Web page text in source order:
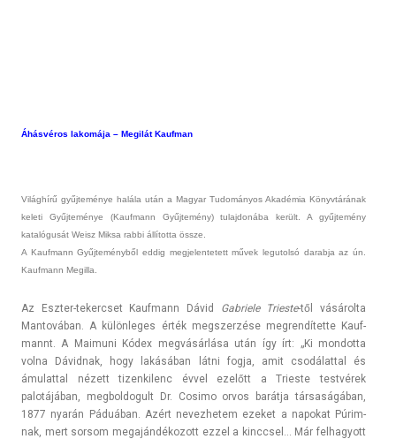
Áhásvéros lakomája – Megilát Kauf­man
Világhírű gyűjteménye halála után a Magyar Tudományos Akadémia Könyvtárának
keleti Gyűjteménye (Kauf­mann Gyűjtemény) tulaj­donába került. A gyűjtemény
katalógusát Weisz Miksa rabbi állította össze.
A Kauf­mann Gyűjteményből eddig meg­jelen­tetett művek legutolsó darab­ja az ún.
Kauf­mann Megil­la.
Az Eszter-tekercset Kauf­mann Dávid Gab­riele Tri­es­te-től vásárolta
Man­továban. A külön­leges érték megszer­zése meg­rendítet­te Kauf­
mannt. A Maimuni Kódex megvásárlása után így írt: „Ki mon­dotta
volna Dávid­nak, hogy lakásában látni fogja, amit csodálatt­al és
ámulatt­al nézett tizen­kilenc évvel ezelőtt a Tri­es­te testvérek
palotájában, meg­boldogult Dr. Co­simo orvos barátja társaságában,
1877 nyarán Páduában. Azért nevez­hetem ezeket a napokat Púrim­
nak, mert sor­som megaján­dékozott ezzel a kinccsel… Már fel­hagyott